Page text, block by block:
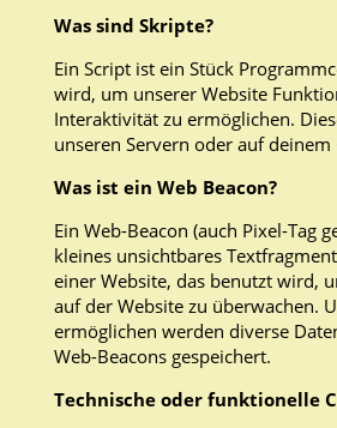
Was sind Skripte?
Ein Script ist ein Stück
wird, um unserer Website
Interaktivität zu ermöglichen.
unseren Servern oder auf
Was ist ein Web Beacon?
Ein Web-Beacon (auch Pixel-Tag
kleines unsichtbares
einer Website, das benutzt wird,
auf der Website zu überwachen.
ermöglichen werden diverse
Web-Beacons gespeichert.
Technische oder funktionelle